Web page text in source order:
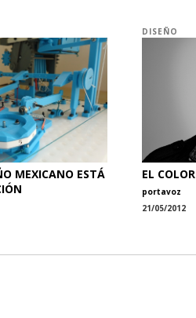
MEXICANO ESTÁ
DISEÑO
EL
portavoz
21/05/2012